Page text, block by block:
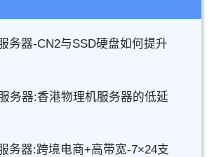
务器-CN2与SSD硬盘如何提升
务器:香港物理机服务器的低延
务器:跨境电商+高带宽-7×24支